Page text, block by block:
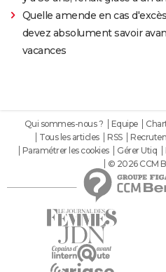
Quelle amende en cas
devez absolument savoir
vacances
Qui sommes-nous ? Equipe
Tous les articles
RSS
Paramétrer les cookies
Gérer Utiq
© 2026 CCM